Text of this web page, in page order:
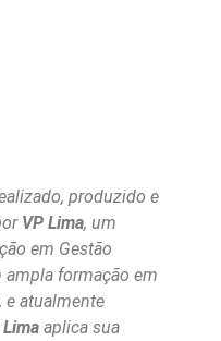
produzido e
VP Lima, um
em Gestão
ampla formação em
e atualmente
Lima aplica sua